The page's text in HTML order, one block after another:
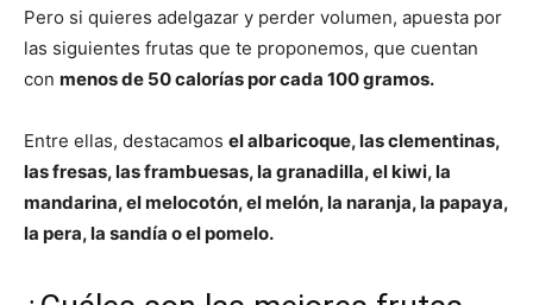
Pero si quieres adelgazar y perder volumen, apuesta por
las siguientes frutas que te proponemos, que cuentan
con menos de 50 calorías por cada 100 gramos.
Entre ellas, destacamos el albaricoque, las clementinas,
las fresas, las frambuesas, la granadilla, el kiwi, la
mandarina, el melocotón, el melón, la naranja, la papaya,
la pera, la sandía o el pomelo.